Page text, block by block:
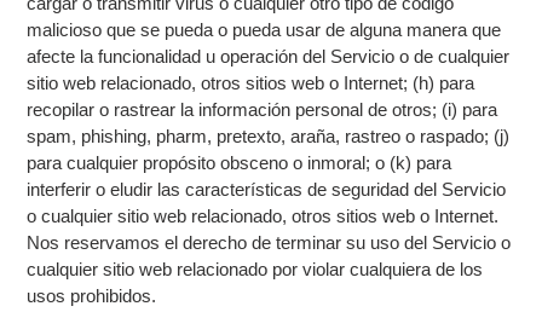
malicioso que se pueda o pueda usar de alguna manera que
afecte la funcionalidad u operación del Servicio o de cualquier
sitio web relacionado, otros sitios web o Internet; (h) para
recopilar o rastrear la información personal de otros; (i) para
spam, phishing, pharm, pretexto, araña, rastreo o raspado; (j)
para cualquier propósito obsceno o inmoral; o (k) para
interferir o eludir las características de seguridad del Servicio
o cualquier sitio web relacionado, otros sitios web o Internet.
Nos reservamos el derecho de terminar su uso del Servicio o
cualquier sitio web relacionado por violar cualquiera de los
usos prohibidos.